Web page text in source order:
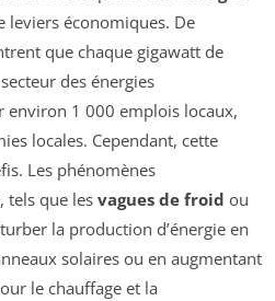
leviers économiques. De
que chaque gigawatt de
des énergies
environ 1 000 emplois locaux,
locales. Cependant, cette
Les phénomènes
tels que les vagues de froid ou
la production d’énergie en
solaires ou en augmentant
le chauffage et la